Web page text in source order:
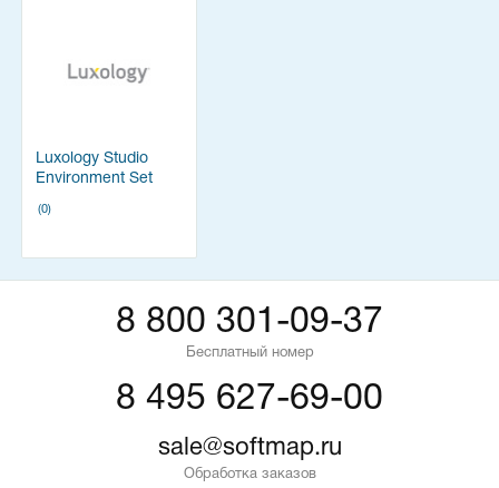
Luxology Studio
Environment Set
(0)
8 800 301-09-37
Бесплатный номер
8 495 627-69-00
sale@softmap.ru
Обработка заказов